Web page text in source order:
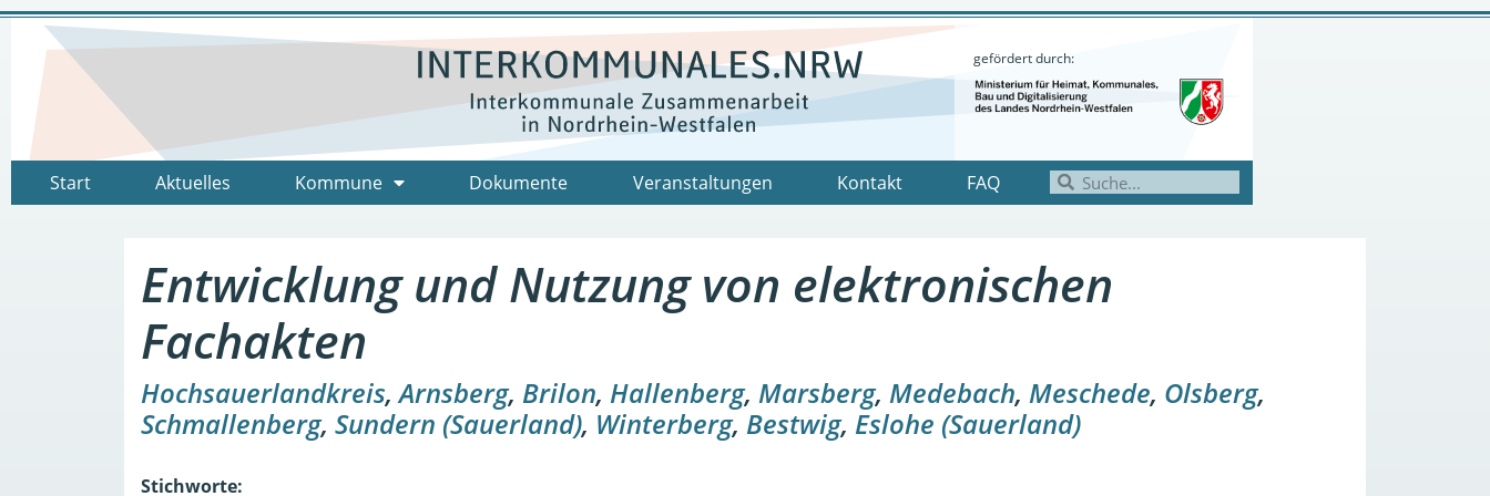
gefördert durch:
Start Aktuelles Kommune Dokumente Veranstaltungen Kontakt FAQ
Entwicklung und Nutzung von elektronischen
Fachakten
Hochsauerlandkreis,Arnsberg, Brilon, Hallenberg, Marsberg, Medebach, Meschede, Olsberg,
Schmallenberg, Sundern (Sauerland), Winterberg, Bestwig, Eslohe (Sauerland)
Stichworte: